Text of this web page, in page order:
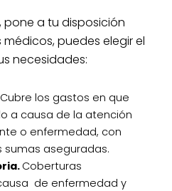
pone a tu disposición
puedes elegir el
necesidades:
Cubre los gastos en que
a causa de la atención
o enfermedad, con
aseguradas.
Coberturas
de enfermedad y